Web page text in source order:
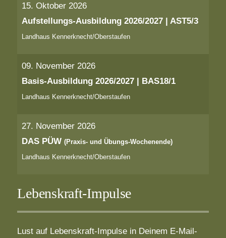
15. Oktober 2026
Aufstellungs-Ausbildung 2026/2027 | AST5/3
Landhaus Kennerknecht/Oberstaufen
09. November 2026
Basis-Ausbildung 2026/2027 | BAS18/1
Landhaus Kennerknecht/Oberstaufen
27. November 2026
DAS PÜW(Praxis- und Übungs-Wochenende)
Landhaus Kennerknecht/Oberstaufen
Lebenskraft-Impulse
Lust auf Lebenskraft-Impulse in Deinem E-Mail-